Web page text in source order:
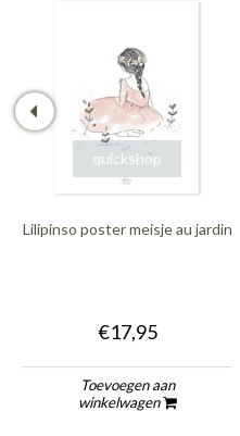
quickshop
Lilipinso poster meisje au jardin
€17,95
Toevoegen aan
winkelwagen